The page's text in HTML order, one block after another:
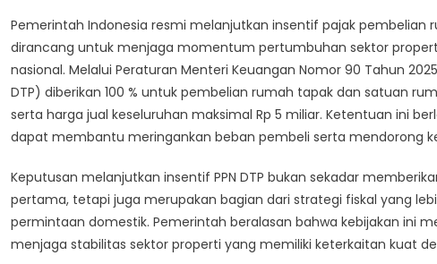
Berlanjut
Di
2026,
Efek
Multiplier
Stimulus
Bantu
Industri
Nasional
Pemerintah Indonesia resmi melanjutkan insentif pajak pembelian
dirancang untuk menjaga momentum pertumbuhan sektor
nasional. Melalui Peraturan Menteri Keuangan Nomor 90 Tahun
DTP) diberikan 100 % untuk pembelian rumah tapak dan satuan
serta harga jual keseluruhan maksimal Rp 5 miliar. Ketentuan ini
dapat membantu meringankan beban pembeli serta mendorong
Keputusan melanjutkan insentif PPN DTP bukan sekadar
pertama, tetapi juga merupakan bagian dari strategi fiskal yang
permintaan domestik. Pemerintah beralasan bahwa kebijakan ini
menjaga stabilitas sektor properti yang memiliki keterkaitan kuat